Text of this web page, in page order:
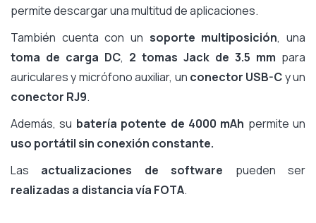
permite descargar una multitud de aplicaciones.
También cuenta con un soporte multiposición, una
toma de carga DC, 2 tomas Jack de 3.5 mm para
auriculares y micrófono auxiliar, un conector USB-Cy un
conector RJ9.
Además, su batería potente de 4000 mAh permite un
uso portátil sin conexión constante.
Las actualizaciones de software pueden ser
realizadas a distancia vía FOTA.